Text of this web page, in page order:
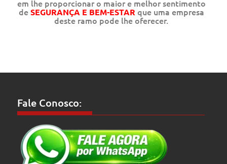
em lhe proporcionar o maior e melhor sentimento
deSEGURANÇA E BEM-ESTAR que uma empresa
deste ramo pode lhe oferecer.
Fale Conosco: